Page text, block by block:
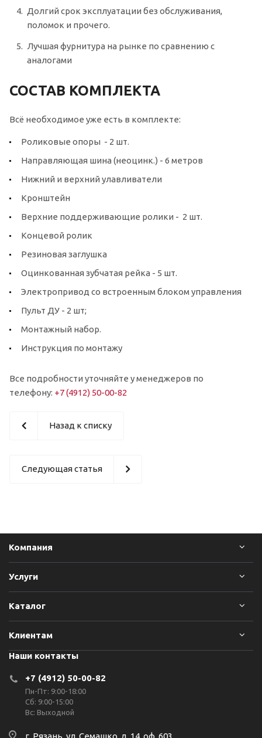
Долгий срок эксплуатации без обслуживания,
поломок и прочего.
Лучшая фурнитура на рынке по сравнению с
аналогами
СОСТАВ КОМПЛЕКТА
Всё необходимое уже есть в комплекте:
Роликовые опоры - 2 шт.
Направляющая шина (неоцинк.) - 6 метров
Нижний и верхний улавливатели
Кронштейн
Верхние поддерживающие ролики - 2 шт.
Концевой ролик
Резиновая заглушка
Оцинкованная зубчатая рейка - 5 шт.
Электропривод со встроенным блоком управления
Пульт ДУ - 2 шт;
Монтажный набор.
Инструкция по монтажу
Все подробности уточняйте у менеджеров по
телефону: +7 (4912) 50-00-82
Назад к списку
Следующая статья
Компания
Услуги
Каталог
Клиентам
Наши контакты
+7 (4912) 50-00-82
Пн-Пт: 9:00-18:00
Сб: 9:00-15:00
Вс: Выходной
г. Рязань, ул. Семашко, д. 14, оф. 603